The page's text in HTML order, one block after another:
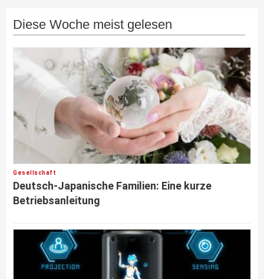
Diese Woche meist gelesen
Gesellschaft
Deutsch-Japanische Familien: Eine kurze
Betriebsanleitung